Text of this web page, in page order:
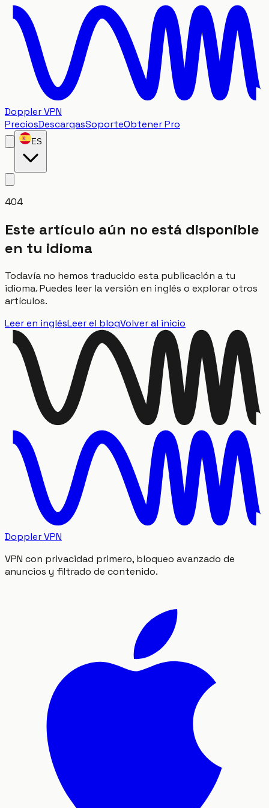
Doppler VPN
PreciosDescargasSoporteObtener Pro
ES
404
Este artículo aún no está disponible
en tu idioma
Todavía no hemos traducido esta publicación a tu
idioma. Puedes leer la versión en inglés o explorar otros
artículos.
Leer en inglésLeer el blogVolver al inicio
Doppler VPN
VPN con privacidad primero, bloqueo avanzado de
anuncios y filtrado de contenido.